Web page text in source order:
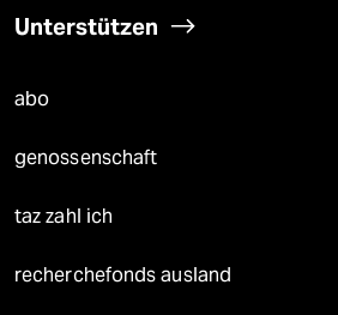
Unterstützen
abo
genossenschaft
taz zahl ich
recherchefonds ausland